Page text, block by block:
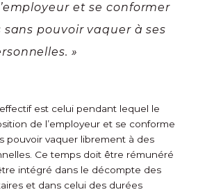
et se conformer
sans pouvoir vaquer à ses
»
est celui pendant lequel le
de l’employeur et se conforme
pouvoir vaquer librement à des
Ce temps doit être rémunéré
intégré dans le décompte des
et dans celui des durées